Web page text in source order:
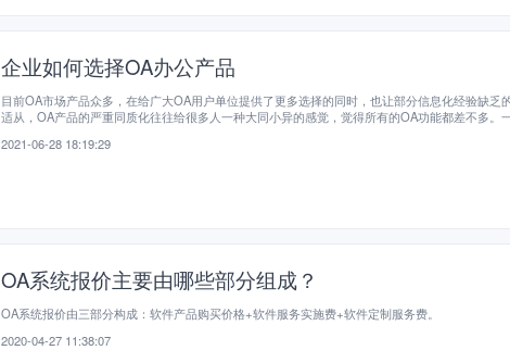
企业如何选择OA办公产品
目前OA市场产品众多，在给广大OA用户单位提供了更多选择的同时，也让部分信息化经验缺乏
适从，OA产品的严重同质化往往给很多人一种大同小异的感觉，觉得所有的OA功能都差不多。一
和纠纷。市场上的一些OA产品有以下的功能缺陷：
2021-06-28 18:19:29
OA系统报价主要由哪些部分组成？
OA系统报价由三部分构成：软件产品购买价格+软件服务实施费+软件定制服务费。
2020-04-27 11:38:07